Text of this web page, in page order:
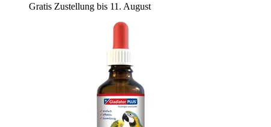
Gratis Zustellung bis 11. August